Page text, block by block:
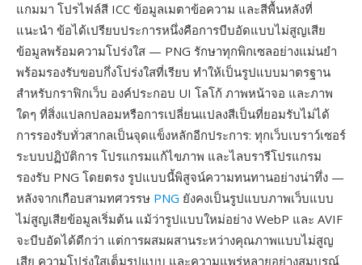
แกมมา โปรไฟล์สี ICC ข้อมูลเมตาข้อความ และสีพื้นหลังที่
แนะนำ ข้อได้เปรียบประการหนึ่งคือการบีบอัดแบบไม่สูญเสีย
ข้อมูลพร้อมความโปร่งใส — PNG รักษาทุกพิกเซลอย่างแม่นยำ
พร้อมรองรับขอบกึ่งโปร่งใสที่เรียบ ทำให้เป็นรูปแบบมาตรฐาน
สำหรับกราฟิกเว็บ องค์ประกอบ UI โลโก้ ภาพหน้าจอ และภาพ
ใดๆ ที่สิ่งแปลกปลอมหรือการเปลี่ยนแปลงสีเป็นที่ยอมรับไม่ได้
การรองรับทั่วสากลเป็นจุดแข็งหลักอีกประการ: ทุกเว็บเบราว์เซอร์
ระบบปฏิบัติการ โปรแกรมแก้ไขภาพ และไลบรารีโปรแกรม
รองรับ PNG โดยตรง รูปแบบนี้พิสูจน์ความทนทานอย่างน่าทึ่ง —
หลังจากเกือบสามทศวรรษ PNG ยังคงเป็นรูปแบบภาพเว็บแบบ
ไม่สูญเสียข้อมูลเริ่มต้น แม้ว่ารูปแบบใหม่อย่าง WebP และ AVIF
จะบีบอัดได้ดีกว่า แต่การผสมผสานระหว่างคุณภาพแบบไม่สูญ
เสีย ความโปร่งใสเต็มรูปแบบ และความแพร่หลายอย่างสมบูรณ์